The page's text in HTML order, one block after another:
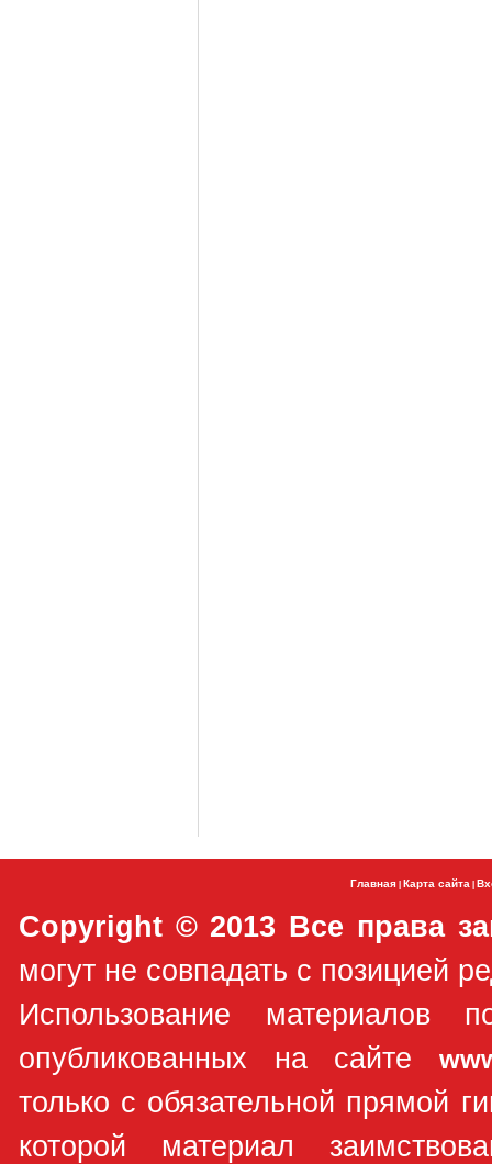
Главная Карта сайта
Copyright © 2013 Все права
могут не совпадать с позицией
Использование материалов
опубликованных на сайте
только с обязательной прямой
которой материал